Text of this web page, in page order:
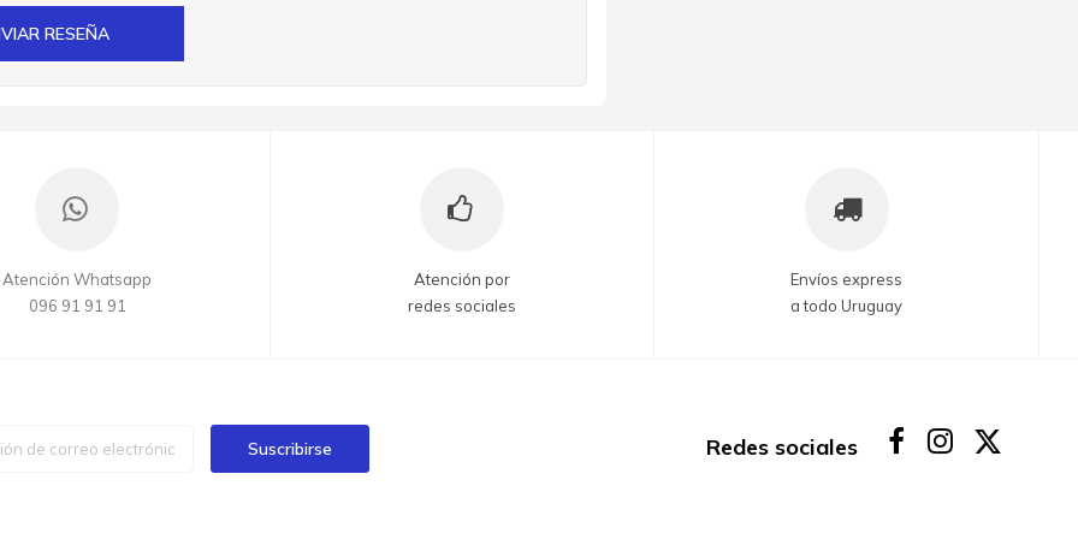
RESEÑA
Atención Whatsapp
096 91 91 91
Atención por
redes sociales
Envíos express
a todo Uruguay
Suscribirse Redes sociales